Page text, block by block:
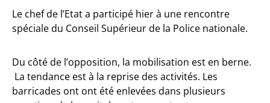
Le chef de l’Etat a participé hier à une rencontre
spéciale du Conseil Supérieur de la Police nationale.
Du côté de l’opposition, la mobilisation est en berne.
La tendance est à la reprise des activités. Les
barricades ont ont été enlevées dans plusieurs